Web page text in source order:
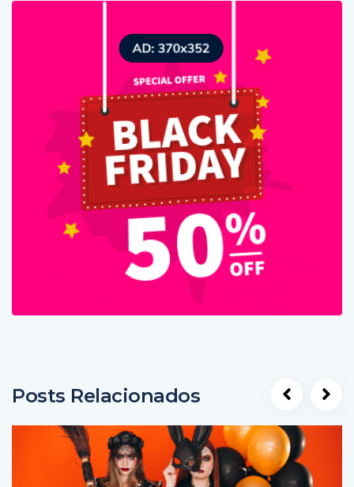
Posts Relacionados